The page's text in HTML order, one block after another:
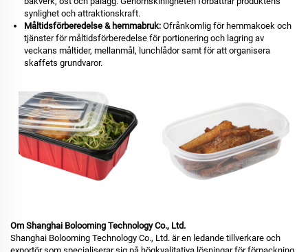
synlighet och attraktionskraft.
Måltidsförberedelse & hemmabruk: Ofrånkomlig för hemmakoek och
tjänster för måltidsförberedelse för portionering och lagring av
veckans måltider, mellanmål, lunchlådor samt för att organisera
skaffets grundvaror.
Om Shanghai Bolooming Technology Co., Ltd.
Shanghai Bolooming Technology Co., Ltd. är en ledande tillverkare och
exportör som specialiserar sig på högkvalitativa lösningar för förpackning